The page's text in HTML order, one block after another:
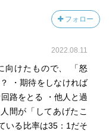
フォロー
2022.08.11
向けたもので、 「怒
・期待をしなければ
路をとる ・他人と過
間が「してあげたこ
いる比率は35：1だそ